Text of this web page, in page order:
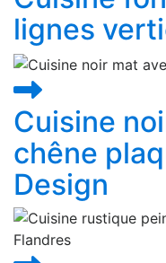
lignes
Cuisine
chêne
Design